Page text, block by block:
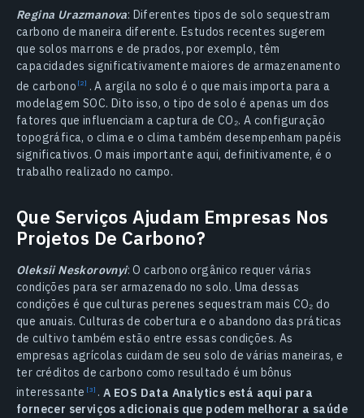
Regina Urazmanova: Diferentes tipos de solo sequestram
carbono de maneira diferente. Estudos recentes sugerem
que solos marrons e de prados, por exemplo, têm
capacidades significativamente maiores de armazenamento
de carbono . A argila no solo é o que mais importa para a
modelagem SOC. Dito isso, o tipo de solo é apenas um dos
fatores que influenciam a captura de CO₂. A configuração
topográfica, o clima e o clima também desempenham papéis
significativos. O mais importante aqui, definitivamente, é o
trabalho realizado no campo.
Que Serviços Ajudam Empresas Nos
Projetos De Carbono?
Oleksii Neskorovnyi: O carbono orgânico requer várias
condições para ser armazenado no solo. Uma dessas
condições é que culturas perenes sequestram mais CO₂ do
que anuais. Culturas de cobertura e o abandono das práticas
de cultivo também estão entre essas condições. As
empresas agrícolas cuidam de seu solo de várias maneiras, e
ter créditos de carbono como resultado é um bônus
interessante
. A EOS Data Analytics está aqui para
fornecer serviços adicionais que podem melhorar a saúde